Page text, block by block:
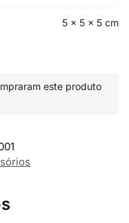
5 × 5 × 5 cm
este produto